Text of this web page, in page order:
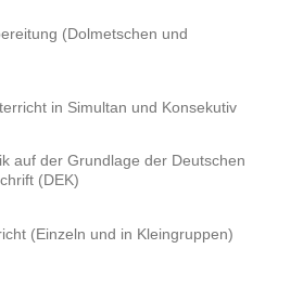
(Dolmetschen und
in Simultan und Konsekutiv
auf der Grundlage der Deutschen
(DEK)
(Einzeln und in Kleingruppen)